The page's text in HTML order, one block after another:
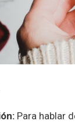
Para hablar